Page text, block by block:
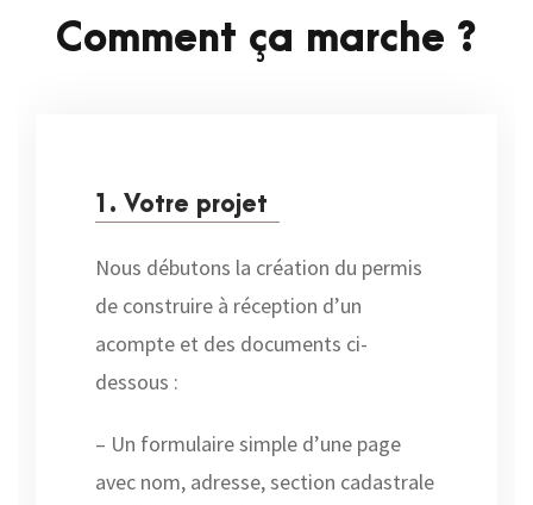
Comment ça marche ?
1. Votre projet
Nous débutons la création du permis
de construire à réception d’un
acompte et des documents ci-
dessous :
– Un formulaire simple d’une page
avec nom, adresse, section cadastrale